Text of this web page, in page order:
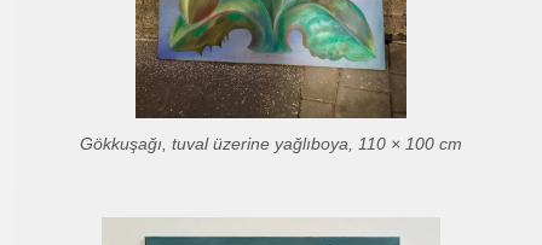
Gökkuşağı, tuval üzerine yağlıboya, 110 × 100 cm